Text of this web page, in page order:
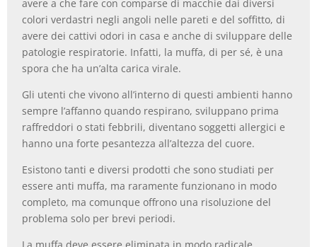
avere a che fare con comparse di macchie dai diversi
colori verdastri negli angoli nelle pareti e del soffitto, di
avere dei cattivi odori in casa e anche di sviluppare delle
patologie respiratorie. Infatti, la muffa, di per sé, è una
spora che ha un’alta carica virale.
Gli utenti che vivono all’interno di questi ambienti hanno
sempre l’affanno quando respirano, sviluppano prima
raffreddori o stati febbrili, diventano soggetti allergici e
hanno una forte pesantezza all’altezza del cuore.
Esistono tanti e diversi prodotti che sono studiati per
essere anti muffa, ma raramente funzionano in modo
completo, ma comunque offrono una risoluzione del
problema solo per brevi periodi.